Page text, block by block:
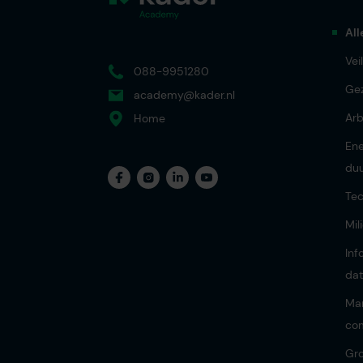
088-9951280
academy@kader.nl
Home